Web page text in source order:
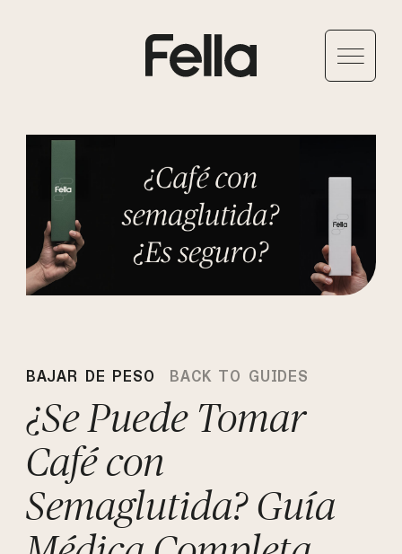
BAJAR DE PESO BACK TO GUIDES
¿Se Puede Tomar
Café con
Semaglutida? Guía